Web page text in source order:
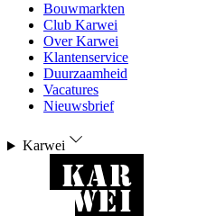
Bouwmarkten
Club Karwei
Over Karwei
Klantenservice
Duurzaamheid
Vacatures
Nieuwsbrief
Karwei